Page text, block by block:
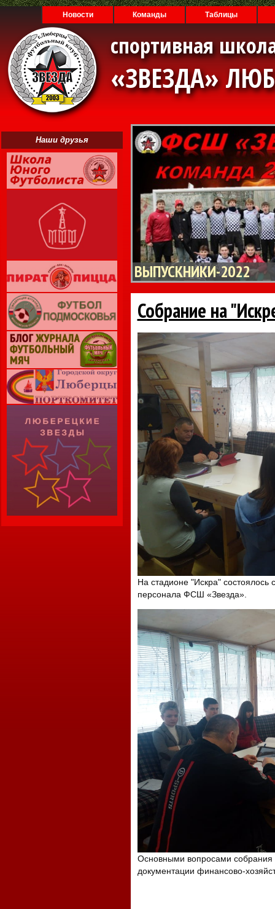
Новости Команды Таблицы
спортивная
«ЗВЕЗДА»
Наши друзья
ВЫПУСКНИКИ-2022
Собрание на
На стадионе "Искра" состоялось
персонала ФСШ «Звезда».
Основными вопросами собрания
документации финансово-